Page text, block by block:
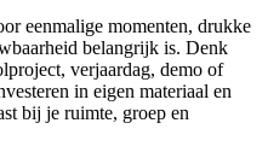
eenmalige momenten, drukke
belangrijk is. Denk
verjaardag, demo of
in eigen materiaal en
bij je ruimte, groep en